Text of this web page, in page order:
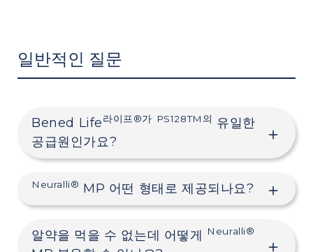
일반적인 질문
Bened Life라이프®가 PS128TM의 유일한
공급원인가요?
Neuralli® MP 어떤 형태로 제공되나요?
알약을 먹을 수 없는데 어떻게 Neuralli®